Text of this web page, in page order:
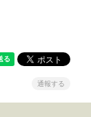
通報する